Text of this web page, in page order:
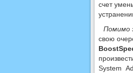
счет
Помимо
свою
System